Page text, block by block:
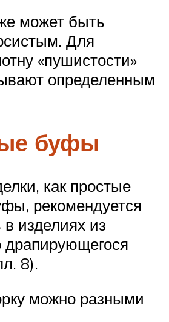
может быть
Для
«пушистости»
определенным
буфы
как простые
рекомендуется
в изделиях из
драпирующегося
8).
можно разными